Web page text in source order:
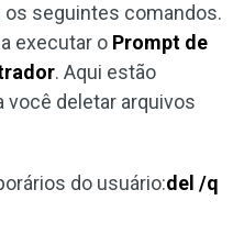
seguintes comandos.
executar o Prompt de
. Aqui estão
deletar arquivos
do usuário:del /q